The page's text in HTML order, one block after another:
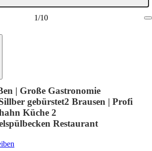
1/10
| Große Gastronomie
gebürstet2 Brausen | Profi
Küche 2
Restaurant